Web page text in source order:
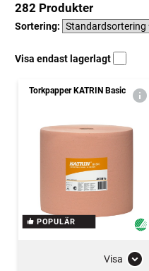
282 Produkter
Sortering:
Visa endast lagerlagt
Torkpapper KATRIN Basic
POPULÄR
Visa